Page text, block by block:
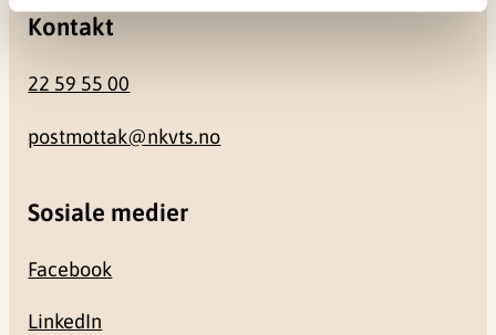
Kontakt
22 59 55 00
postmottak@nkvts.no
Sosiale medier
Facebook
LinkedIn